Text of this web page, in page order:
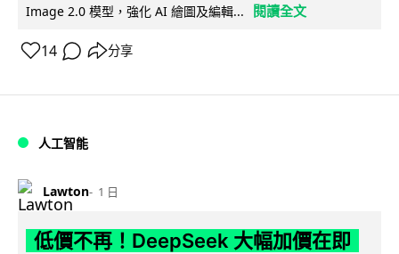
Image 2.0 模型，強化 AI 繪圖及編輯...
閱讀全文
14 分享
人工智能
Lawton 1 日
低價不再！DeepSeek 大幅加價在即